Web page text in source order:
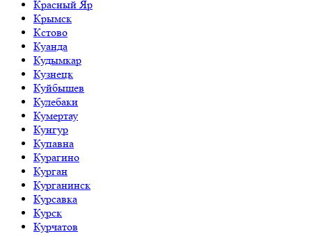
Красный Яр
Крымск
Кстово
Куанда
Кудымкар
Кузнецк
Куйбышев
Кулебаки
Кумертау
Кунгур
Купавна
Курагино
Курган
Курганинск
Курсавка
Курск
Курчатов